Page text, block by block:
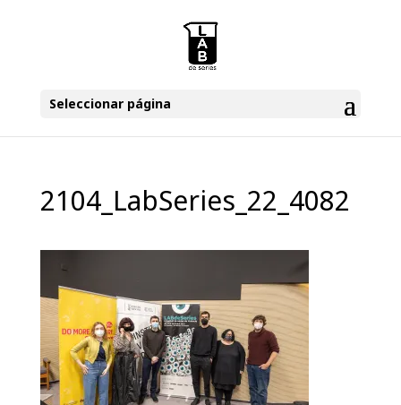
Seleccionar página
2104_LabSeries_22_4082